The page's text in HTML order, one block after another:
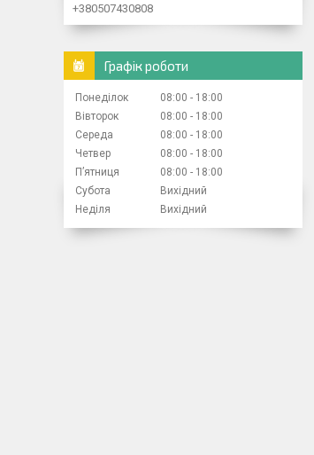
+380507430808
Графік роботи
Понеділок 08:00
18:00
Вівторок
08:00
18:00
Середа
08:00
18:00
Четвер
08:00
18:00
Пʼятниця
08:00
18:00
Субота
Вихідний
Неділя
Вихідний